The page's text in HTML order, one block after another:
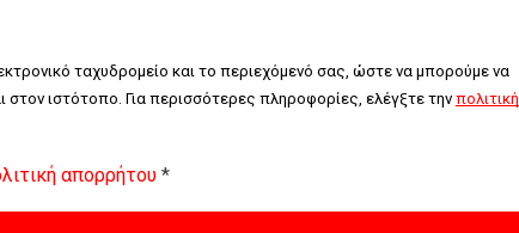
ταχυδρομείο και το περιεχόμενό σας, ώστε να μπορούμε να
ιστότοπο. Για περισσότερες πληροφορίες, ελέγξτε την πολιτική
απορρήτου *